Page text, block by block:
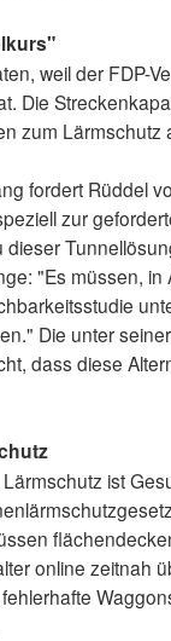
weil der FDP-
Die
zum Lärmschutz
fordert Rüddel
zur
"Es müssen,
Die unter
dass diese
ist
online zeitnah